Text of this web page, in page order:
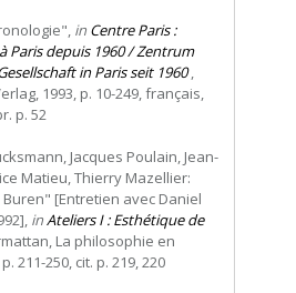
in Centre Paris :
Paris depuis 1960 / Zentrum
in Paris seit 1960,
1993, p. 10-249, français,
p. 52
Jacques Poulain, Jean-
Matieu, Thierry Mazellier:
[Entretien avec Daniel
inAteliers I : Esthétique de
La philosophie en
211-250, cit. p. 219, 220